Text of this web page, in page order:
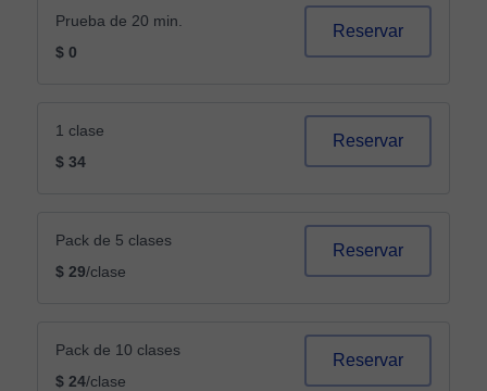
Prueba de 20 min.
$ 0
Reservar
1 clase
$ 34
Reservar
Pack de 5 clases
$ 29/clase
Reservar
Pack de 10 clases
$ 24/clase
Reservar